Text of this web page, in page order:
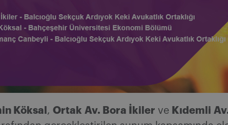
Köksal , Ortak Av. Bora İkiler ve Kıdemli